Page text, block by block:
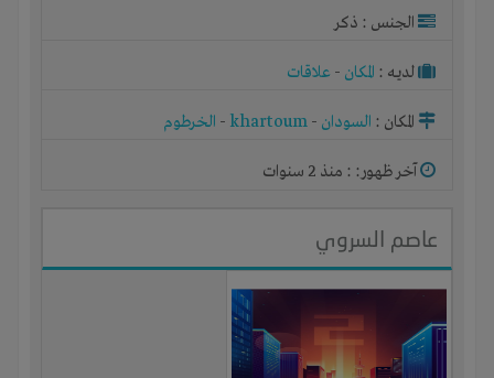
الجنس : ذكر
لديـه : المكان - علاقات
المكان : السودان -
khartoum
- الخرطوم
آخر ظهور: : منذ 2 سنوات
عاصم السروي